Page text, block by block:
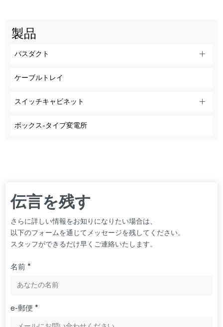
製品
バスダクト
ケーブルトレイ
スイッチキャビネット
ボックス-タイプ変電所
伝言を残す
さらに詳しい情報をお知りになりたい場合は、
以下のフォームを通じてメッセージを残してください。
スタッフができるだけ早くご連絡いたします。
名前 *
e-郵便 *